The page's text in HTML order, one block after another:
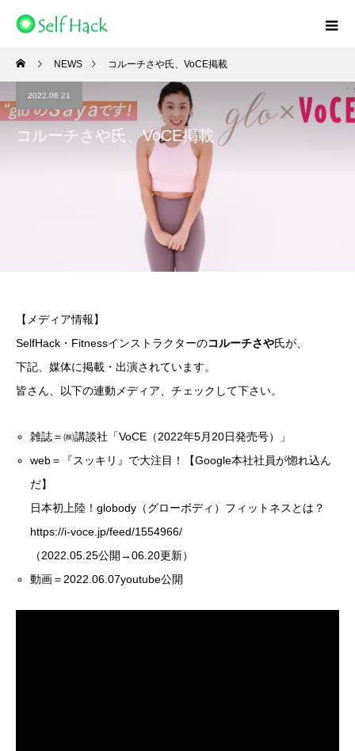
NEWS コルーチさや氏、VoCE掲載
2022.06.21
コルーチさや氏、VoCE掲載
【メディア情報】
SelfHack・Fitnessインストラクターのコルーチさや氏が、
下記、媒体に掲載・出演されています。
皆さん、以下の連動メディア、チェックして下さい。
雑誌＝㈱講談社「VoCE（2022年5月20日発売号）」
web＝『スッキリ』で大注目！【Google本社社員が惚れ込ん
だ】
日本初上陸！globody（グローボディ）フィットネスとは？
https://i-voce.jp/feed/1554966/
（2022.05.25公開→06.20更新）
動画＝2022.06.07youtube公開